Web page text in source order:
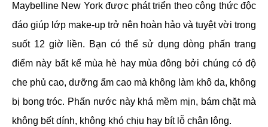
Maybelline New York được phát triển theo công thức độc
đáo giúp lớp make-up trở nên hoàn hảo và tuyệt vời trong
suốt 12 giờ liền. Bạn có thể sử dụng dòng phấn trang
điểm này bất kể mùa hè hay mùa đông bởi chúng có độ
che phủ cao, dưỡng ẩm cao mà không làm khô da, không
bị bong tróc. Phấn nước này khá mềm mịn, bám chặt mà
không bết dính, không khó chịu hay bít lỗ chân lông.